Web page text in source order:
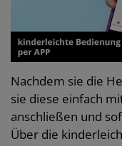
Nachdem sie die
sie diese einfach
anschließen und
Über die